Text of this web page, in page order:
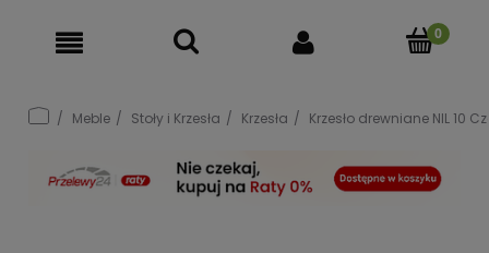
Meble Stoły i Krzesła Krzesła Krzesło drewniane NIL 10